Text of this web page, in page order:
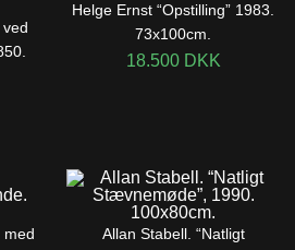
Helge Ernst “Opstilling” 1983.
73x100cm.
18.500 DKK
med
Allan Stabell. “Natligt